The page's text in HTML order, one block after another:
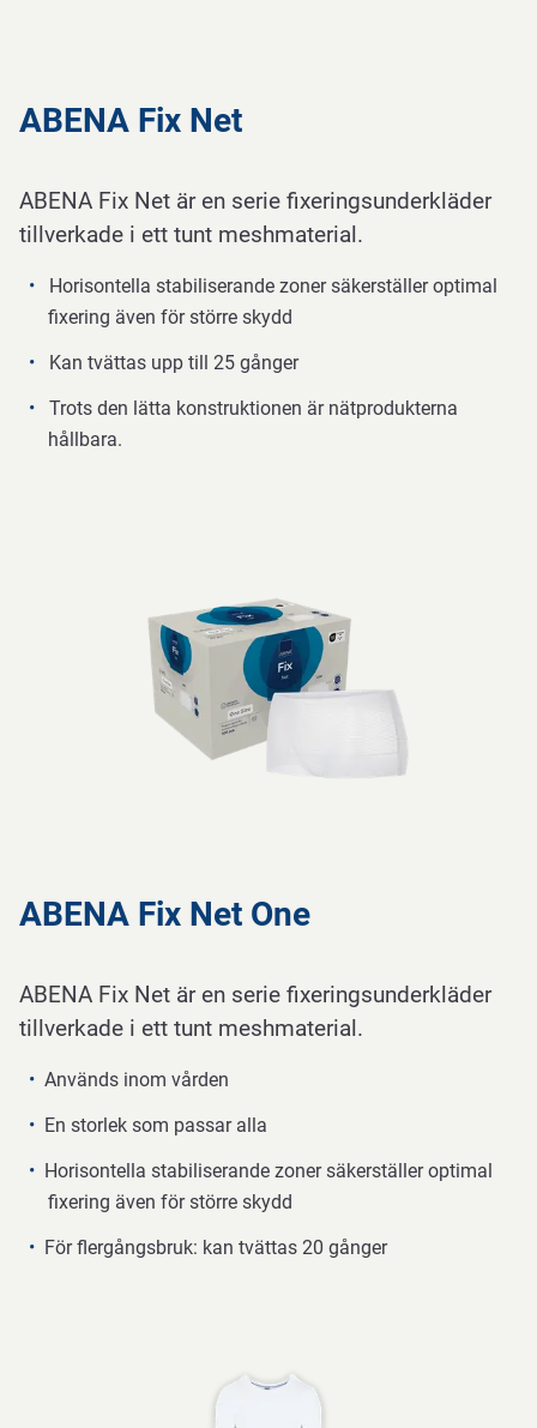
ABENA Fix Net
ABENA Fix Net är en serie fixeringsunderkläder
tillverkade i ett tunt meshmaterial.
Horisontella stabiliserande zoner säkerställer optimal
fixering även för större skydd
Kan tvättas upp till 25 gånger
Trots den lätta konstruktionen är nätprodukterna
hållbara.
ABENA Fix Net One
ABENA Fix Net är en serie fixeringsunderkläder
tillverkade i ett tunt meshmaterial.
Används inom vården
En storlek som passar alla
Horisontella stabiliserande zoner säkerställer optimal
fixering även för större skydd
För flergångsbruk: kan tvättas 20 gånger